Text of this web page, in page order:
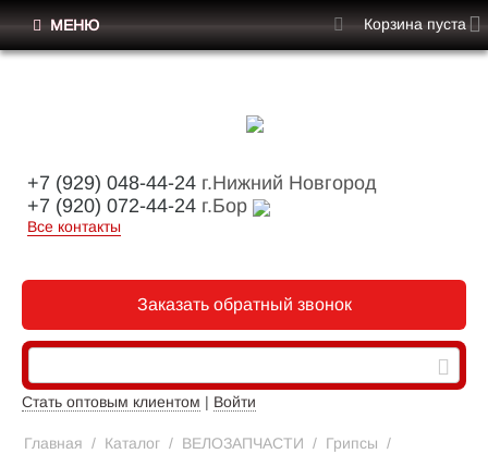
+7 (929) 048-44-24 г.Нижний Новгород
+7 (920) 072-44-24 г.Бор
Все контакты
Заказать обратный звонок
Стать оптовым клиентом | Войти
МЕНЮ Корзина пуста
Главная / Каталог / ВЕЛОЗАПЧАСТИ / Грипсы /